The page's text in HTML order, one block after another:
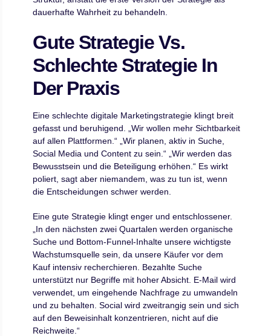
dauerhafte Wahrheit zu behandeln.
Gute Strategie Vs.
Schlechte Strategie In
Der Praxis
Eine schlechte digitale Marketingstrategie klingt breit
gefasst und beruhigend. „Wir wollen mehr Sichtbarkeit
auf allen Plattformen.“ „Wir planen, aktiv in Suche,
Social Media und Content zu sein.“ „Wir werden das
Bewusstsein und die Beteiligung erhöhen.“ Es wirkt
poliert, sagt aber niemandem, was zu tun ist, wenn
die Entscheidungen schwer werden.
Eine gute Strategie klingt enger und entschlossener.
„In den nächsten zwei Quartalen werden organische
Suche und Bottom-Funnel-Inhalte unsere wichtigste
Wachstumsquelle sein, da unsere Käufer vor dem
Kauf intensiv recherchieren. Bezahlte Suche
unterstützt nur Begriffe mit hoher Absicht. E-Mail wird
verwendet, um eingehende Nachfrage zu umwandeln
und zu behalten. Social wird zweitrangig sein und sich
auf den Beweisinhalt konzentrieren, nicht auf die
Reichweite.“